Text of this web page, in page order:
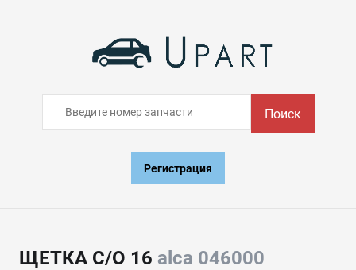
Поиск
Регистрация
ЩЕТКА С/О 16 alca 046000